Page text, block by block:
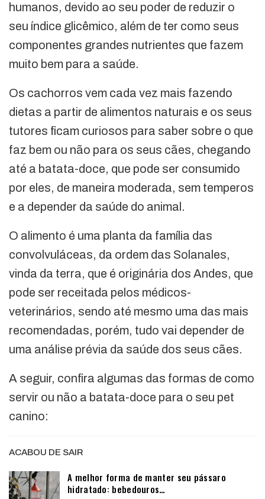
humanos, devido ao seu poder de reduzir o
seu índice glicêmico, além de ter como seus
componentes grandes nutrientes que fazem
muito bem para a saúde.
Os cachorros vem cada vez mais fazendo
dietas a partir de alimentos naturais e os seus
tutores ficam curiosos para saber sobre o que
faz bem ou não para os seus cães, chegando
até a batata-doce, que pode ser consumido
por eles, de maneira moderada, sem temperos
e a depender da saúde do animal.
O alimento é uma planta da família das
convolvuláceas, da ordem das Solanales,
vinda da terra, que é originária dos Andes, que
pode ser receitada pelos médicos-
veterinários, sendo até mesmo uma das mais
recomendadas, porém, tudo vai depender de
uma análise prévia da saúde dos seus cães.
A seguir, confira algumas das formas de como
servir ou não a batata-doce para o seu pet
canino:
ACABOU DE SAIR
A melhor forma de manter seu pássaro
hidratado: bebedouros…